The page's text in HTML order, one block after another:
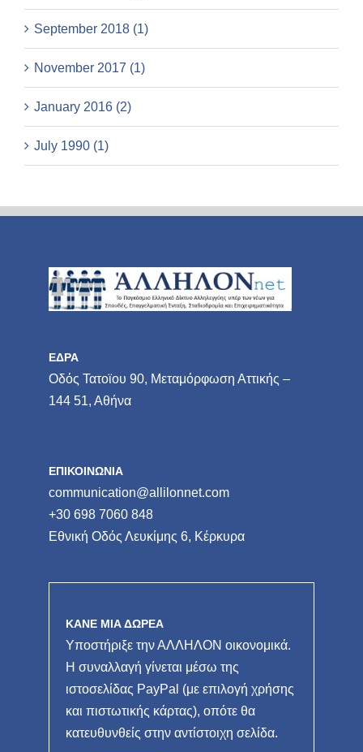
September 2018 (1)
November 2017 (1)
January 2016 (2)
July 1990 (1)
ΕΔΡΑ
Οδός Τατοϊου 90, Μεταμόρφωση Αττικής –
144 51, Αθήνα
ΕΠΙΚΟΙΝΩΝΙΑ
communication@allilonnet.com
+30 698 7060 848
Εθνική Οδός Λευκίμης 6, Κέρκυρα
ΚΑΝΕ ΜΙΑ ΔΩΡΕΑ
Υποστήριξε την ΑΛΛΗΛΟΝ οικονομικά.
Η συναλλαγή γίνεται μέσω της
ιστοσελίδας PayPal (με επιλογή χρήσης
και πιστωτικής κάρτας), οπότε θα
κατευθυνθείς στην αντίστοιχη σελίδα.